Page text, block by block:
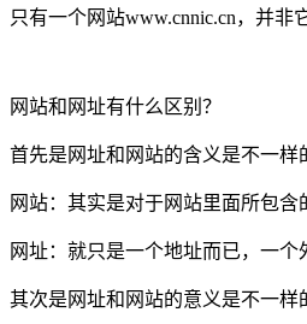
只有一个网站www.cnnic.cn，并非
网站和网址有什么区别？
首先是网址和网站的含义是不一样
网站：其实是对于网站里面所包
网址：就只是一个地址而已，一个
其次是网址和网站的意义是不一样